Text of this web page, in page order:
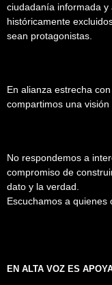
ciudadanía informada y
históricamente
sean protagonistas.
En alianza estrecha
compartimos una
No respondemos a
compromiso de
dato y la verdad.
Escuchamos a quienes
EN ALTA VOZ ES